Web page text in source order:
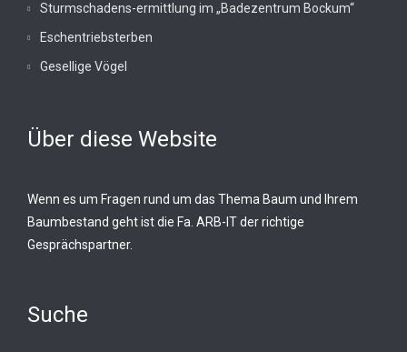
Sturmschadens-ermittlung im „Badezentrum Bockum“
Eschentriebsterben
Gesellige Vögel
Über diese Website
Wenn es um Fragen rund um das Thema Baum und Ihrem
Baumbestand geht ist die Fa. ARB-IT der richtige
Gesprächspartner.
Suche